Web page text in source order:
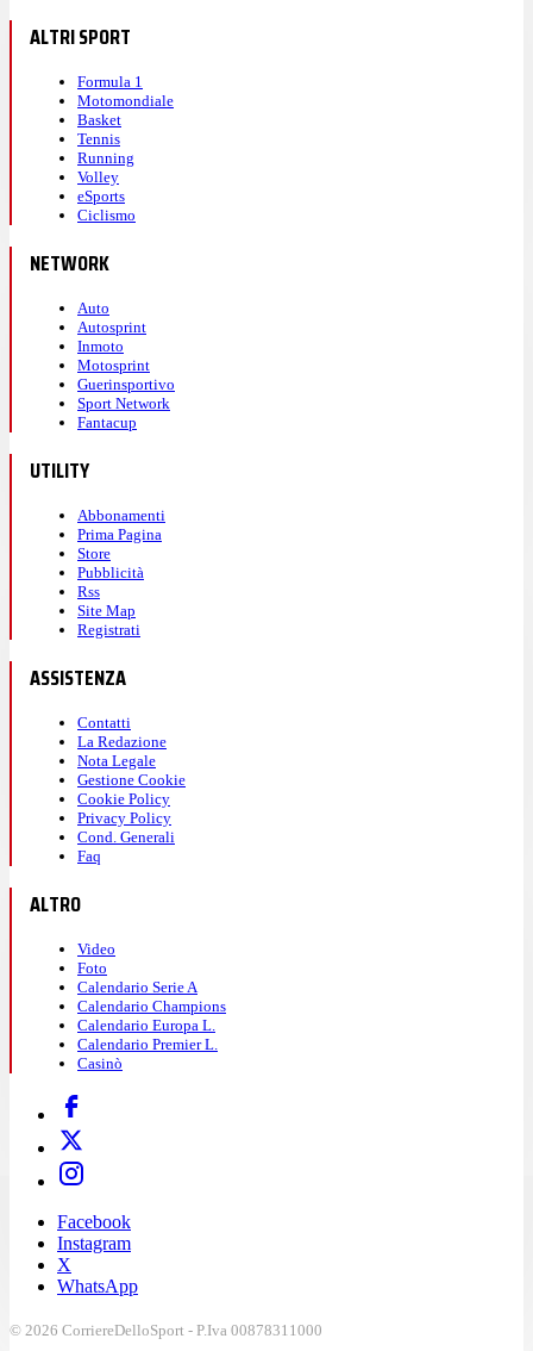
ALTRI SPORT
Formula 1
Motomondiale
Basket
Tennis
Running
Volley
eSports
Ciclismo
NETWORK
Auto
Autosprint
Inmoto
Motosprint
Guerinsportivo
Sport Network
Fantacup
UTILITY
Abbonamenti
Prima Pagina
Store
Pubblicità
Rss
Site Map
Registrati
ASSISTENZA
Contatti
La Redazione
Nota Legale
Gestione Cookie
Cookie Policy
Privacy Policy
Cond. Generali
Faq
ALTRO
Video
Foto
Calendario Serie A
Calendario Champions
Calendario Europa L.
Calendario Premier L.
Casinò
Facebook
Instagram
X
WhatsApp
© 2026 CorriereDelloSport - P.Iva 00878311000